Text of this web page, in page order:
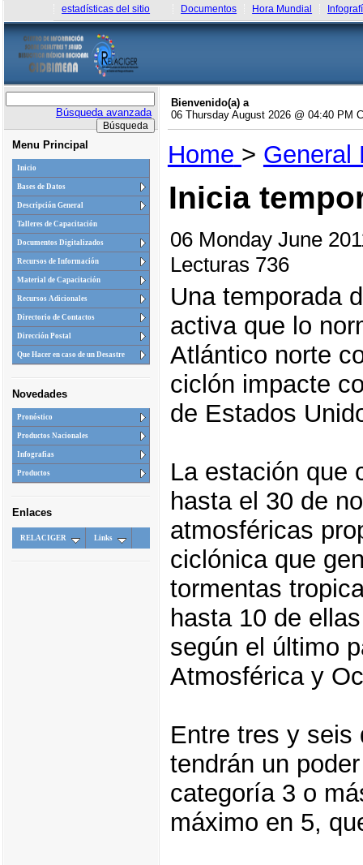
estadísticas del sitio Documentos Hora Mundial
Búsqueda avanzada
Menu Principal
Inicio
Bases de Datos
Descripción General
Talleres de Capacitación
Documentos Digitalizados
Recursos de Información
Material de Capacitación
Recursos Adicionales
Directorio de Contactos
Dirección Postal
Que Hacer en caso de un Desastre
Novedades
Pronóstico
Productos Nacionales
Infografias
Productos
Enlaces
RELACIGER Links
Bienvenido(a) a
06 Thursday August 2026 @ 04:40 PM
Home > General
Inicia
06 Monday June
Lecturas 736
Una temporada
activa que lo
Atlántico norte
ciclón impacte
de Estados
La estación que
hasta el 30 de
atmosféricas
ciclónica que
tormentas
hasta 10 de
según el último
Atmosférica y
Entre tres y seis
tendrán un
categoría 3 o
máximo en 5,